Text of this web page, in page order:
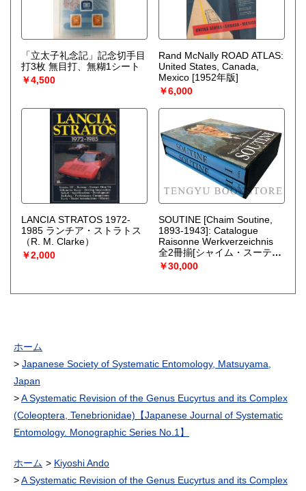
「立太子礼念記」記念切手目
打3枚 無目打、無糊1シート
￥4,500
Rand McNally ROAD ATLAS:
United States, Canada,
Mexico [1952年版]
￥6,000
LANCIA STRATOS 1972-
1985 ランチア・ストラトス
（R. M. Clarke）
￥2,000
SOUTINE [Chaim Soutine,
1893-1943]: Catalogue
Raisonne Werkverzeichnis
全2冊揃[シャイム・スーティ
ン] （Maurice Tuchman, Esti
Dunow, Klaus Perls）
￥30,000
ホーム
Japanese Society of Systematic Entomology, Matsuyama,
Japan
A Systematic Revision of the Genus Eucyrtus and its Complex
(Coleoptera, Tenebrionidae)【Japanese Journal of Systematic
Entomology. Monographic Series No.1】
ホーム
Kiyoshi Ando
A Systematic Revision of the Genus Eucyrtus and its Complex